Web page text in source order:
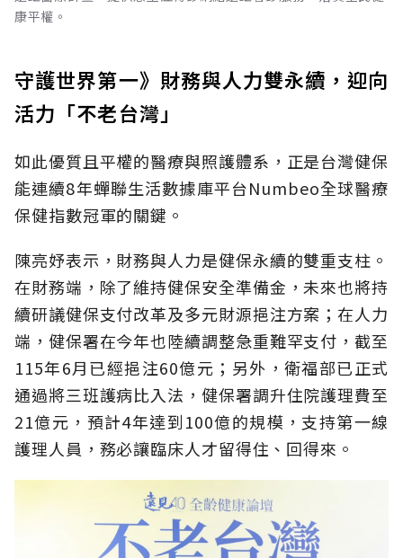
康平權。
守護世界第一》財務與人力雙永續，迎向
活力「不老台灣」
如此優質且平權的醫療與照護體系，正是台灣健保
能連續8年蟬聯生活數據庫平台Numbeo全球醫療
保健指數冠軍的關鍵。
陳亮妤表示，財務與人力是健保永續的雙重支柱。
在財務端，除了維持健保安全準備金，未來也將持
續研議健保支付改革及多元財源挹注方案；在人力
端，健保署在今年也陸續調整急重難罕支付，截至
115年6月已經挹注60億元；另外，衛福部已正式
通過將三班護病比入法，健保署調升住院護理費至
21億元，預計4年達到100億的規模，支持第一線
護理人員，務必讓臨床人才留得住、回得來。